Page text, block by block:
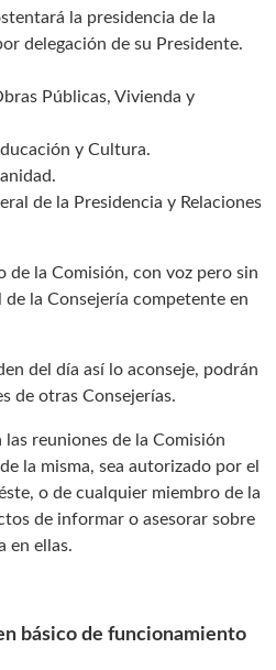
la presidencia de la
delegación de su Presidente.
Públicas, Vivienda y
y Cultura.
de la Presidencia y Relaciones
de la Comisión, con voz pero sin
la Consejería competente en
del día así lo aconseje, podrán
de otras Consejerías.
reuniones de la Comisión
la misma, sea autorizado por el
o de cualquier miembro de la
de informar o asesorar sobre
en ellas.
básico de funcionamiento